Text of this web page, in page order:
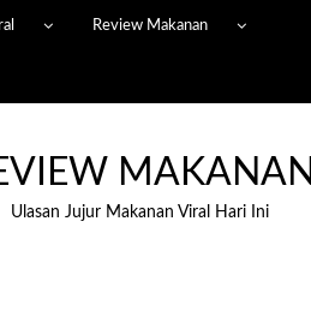
Review Makanan
MAKANAN
Ulasan Jujur Makanan Viral Hari Ini